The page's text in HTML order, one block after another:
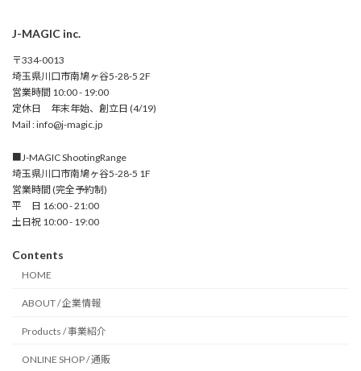
J-MAGIC inc.
〒334-0013
埼玉県川口市南鳩ヶ谷5-28-5 2F
営業時間 10:00 - 19:00
定休日 年末年始、創立日 (4/19)
Mail : info@j-magic.jp
■J-MAGIC ShootingRange
埼玉県川口市南鳩ヶ谷5-28-5 1F
営業時間 (完全予約制)
平 日 16:00 - 21:00
土日祝 10:00 - 19:00
Contents
HOME
ABOUT / 企業情報
Products / 事業紹介
ONLINE SHOP / 通販